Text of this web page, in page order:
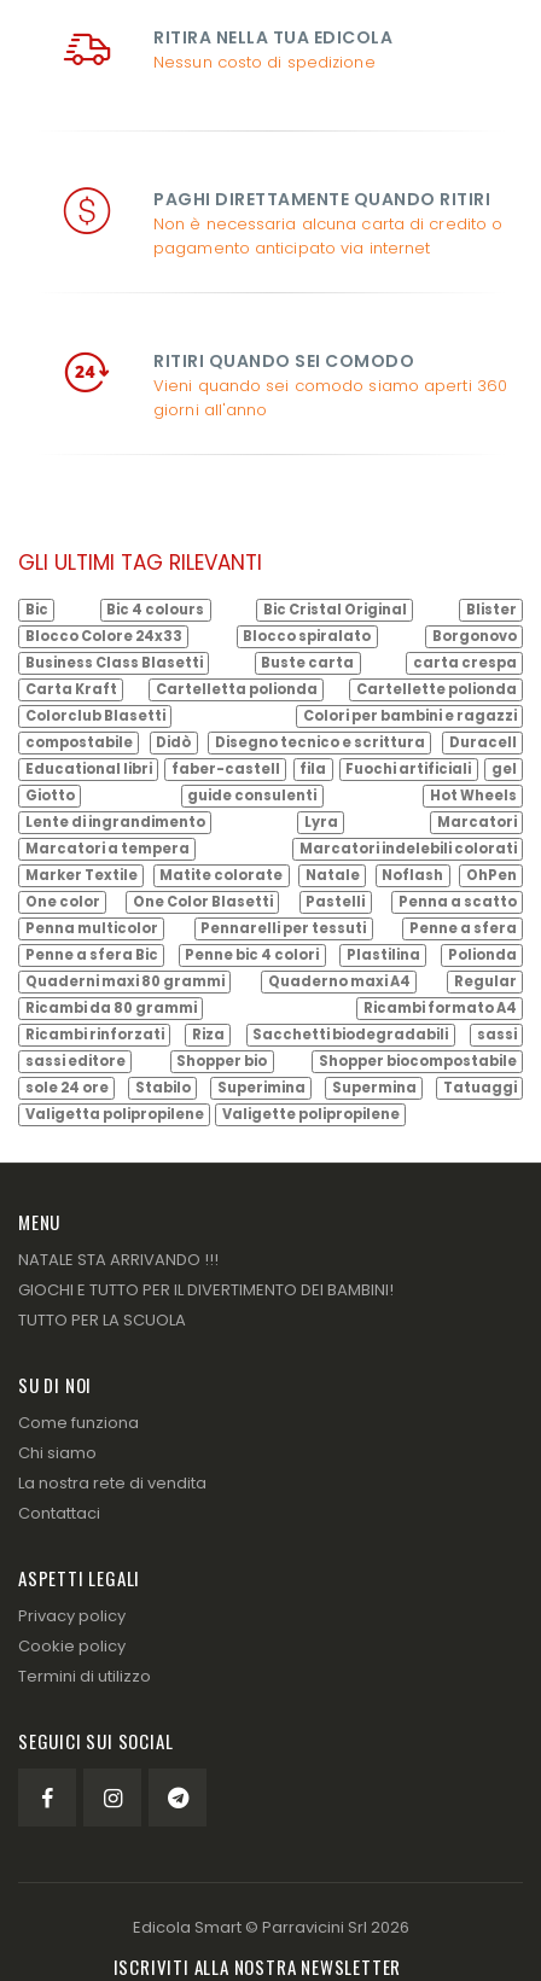
RITIRA NELLA TUA EDICOLA
Nessun costo di spedizione
PAGHI DIRETTAMENTE QUANDO RITIRI
Non è necessaria alcuna carta di credito o
pagamento anticipato via internet
RITIRI QUANDO SEI COMODO
Vieni quando sei comodo siamo aperti 360
giorni all'anno
GLI ULTIMI TAG RILEVANTI
Bic Bic 4 colours Bic Cristal Original
Blister
Blocco Colore 24x33
Blocco spiralato
Borgonovo
Business Class Blasetti
Buste carta
carta crespa
Carta Kraft
Cartelletta polionda
Cartellette polionda
Colorclub Blasetti
Colori per bambini e ragazzi
compostabile
Didò Disegno tecnico e scrittura
Duracell
Educational libri
faber-castell fila Fuochi artificiali
gel
Giotto
guide consulenti
Hot Wheels
Lente di ingrandimento
Lyra
Marcatori
Marcatori a tempera
Marcatori indelebili colorati
Marker Textile
Matite colorate Natale Noflash
OhPen
One color
One Color Blasetti Pastelli
Penna a scatto
Penna multicolor
Pennarelli per tessuti
Penne a sfera
Penne a sfera Bic
Penne bic 4 colori Plastilina
Polionda
Quaderni maxi 80 grammi
Quaderno maxi A4
Regular
Ricambi da 80 grammi
Ricambi formato A4
Ricambi rinforzati
Riza Sacchetti biodegradabili
sassi
sassi editore
Shopper bio
Shopper biocompostabile
sole 24 ore
Stabilo Superimina Supermina
Tatuaggi
Valigetta polipropilene
Valigette polipropilene
MENU
NATALE STA ARRIVANDO !!!
GIOCHI E TUTTO PER IL DIVERTIMENTO DEI BAMBINI!
TUTTO PER LA SCUOLA
SU DI NOI
Come funziona
Chi siamo
La nostra rete di vendita
Contattaci
ASPETTI LEGALI
Privacy policy
Cookie policy
Termini di utilizzo
SEGUICI SUI SOCIAL
Edicola Smart © Parravicini Srl 2026
ISCRIVITI ALLA NOSTRA NEWSLETTER